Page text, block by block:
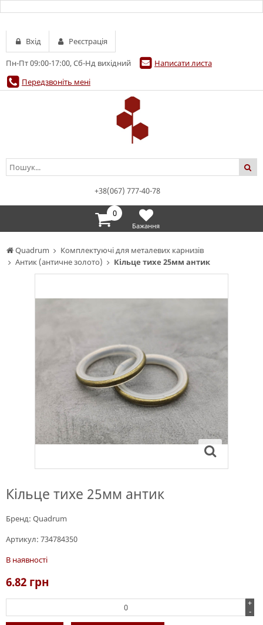
Quadrum
Комплектуючі для металевих карнизів
Антик (античне золото)
Кільце тихе 25мм антик
Кільце тихе 25мм антик
Бренд: Quadrum
Артикул: 734784350
В наявності
6.82 грн
+
-
Пн-Пт 09:00-17:00, Сб-Нд вихідний
Написати листа
Передзвоніть мені
Вхід Реєстрація
+38(067) 777-40-78
0
Бажання